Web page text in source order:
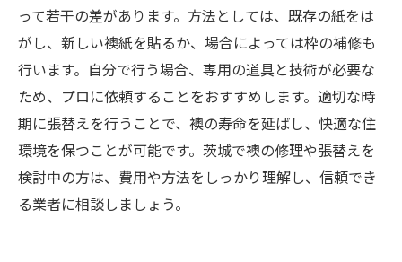
って若干の差があります。方法としては、既存の紙をは
がし、新しい襖紙を貼るか、場合によっては枠の補修も
行います。自分で行う場合、専用の道具と技術が必要な
ため、プロに依頼することをおすすめします。適切な時
期に張替えを行うことで、襖の寿命を延ばし、快適な住
環境を保つことが可能です。茨城で襖の修理や張替えを
検討中の方は、費用や方法をしっかり理解し、信頼でき
る業者に相談しましょう。